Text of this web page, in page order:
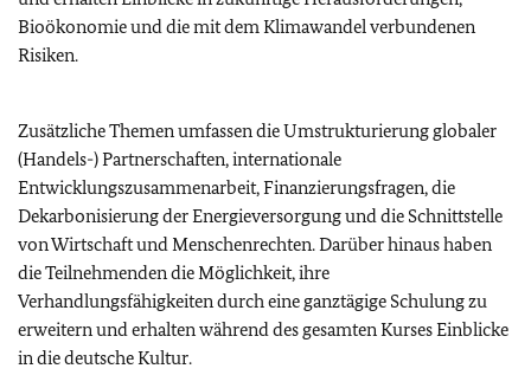
Bioökonomie und die mit dem Klimawandel verbundenen
Risiken.
Zusätzliche Themen umfassen die Umstrukturierung globaler
(Handels-) Partnerschaften, internationale
Entwicklungszusammenarbeit, Finanzierungsfragen, die
Dekarbonisierung der Energieversorgung und die Schnittstelle
von Wirtschaft und Menschenrechten. Darüber hinaus haben
die Teilnehmenden die Möglichkeit, ihre
Verhandlungsfähigkeiten durch eine ganztägige Schulung zu
erweitern und erhalten während des gesamten Kurses Einblicke
in die deutsche Kultur.